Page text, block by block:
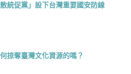
統促黨」設下台灣重要國安防線
掠奪臺灣文化資源的嗎？